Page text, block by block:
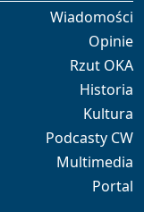
Wiadomości
Opinie
Rzut OKA
Historia
Kultura
Podcasty CW
Multimedia
Portal